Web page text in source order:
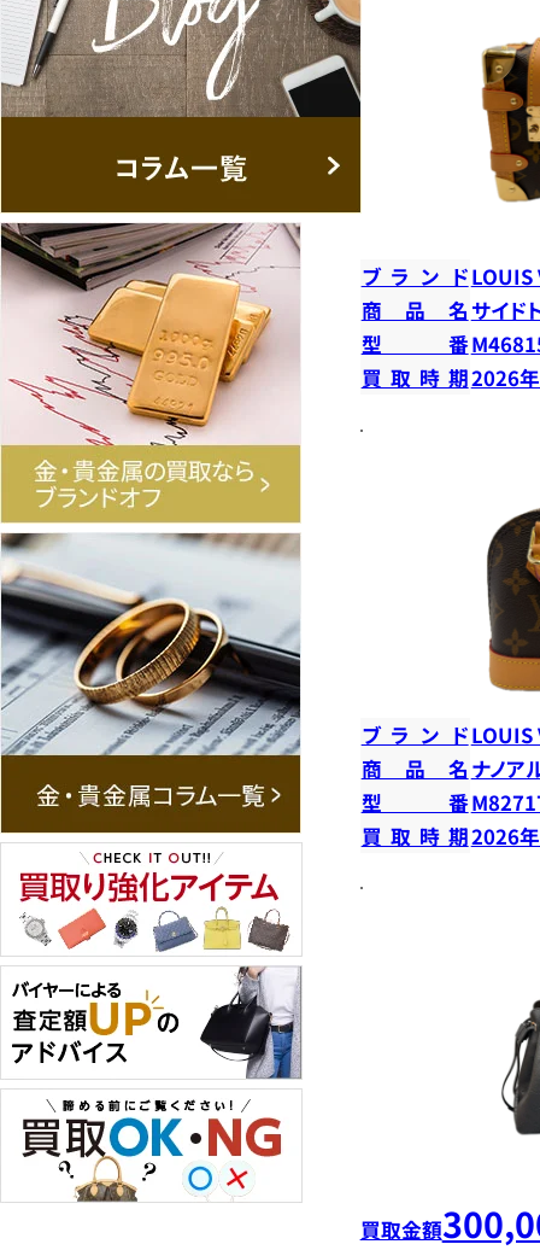
ブランドLOUIS
商品名 サイド
型番
買取時期2026
ブランドLOUIS
商品名 ナノア
型番
買取時期2026
買取金額